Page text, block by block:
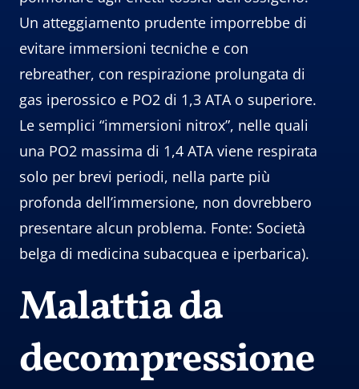
Un atteggiamento prudente imporrebbe di
evitare immersioni tecniche e con
rebreather, con respirazione prolungata di
gas iperossico e PO2 di 1,3 ATA o superiore.
Le semplici “immersioni nitrox”, nelle quali
una PO2 massima di 1,4 ATA viene respirata
solo per brevi periodi, nella parte più
profonda dell’immersione, non dovrebbero
presentare alcun problema. Fonte: Società
belga di medicina subacquea e iperbarica).
Malattia da
decompressione